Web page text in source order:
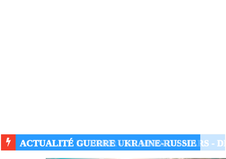
ACTUALITÉ GUERRE UKRAINE-RUSSIE